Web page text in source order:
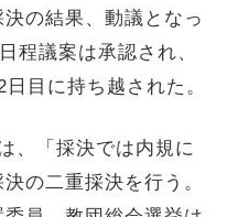
の結果、動議となっ
程議案は承認され、
目に持ち越された。
、「採決では内規に
の二重採決を行う。